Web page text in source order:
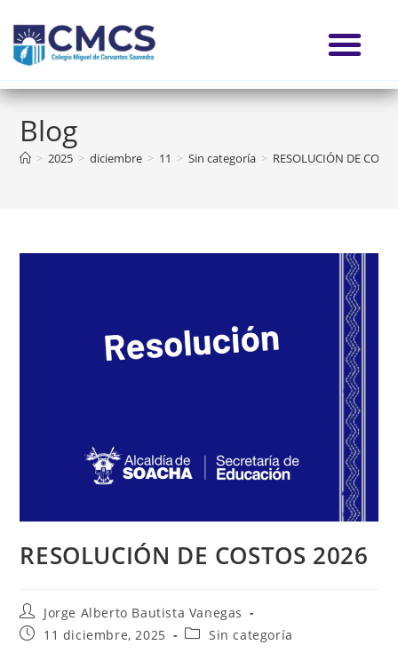
Blog
> 2025 > diciembre > 11 > Sin categoría > RESOLUCIÓN DE
RESOLUCIÓN DE COSTOS 2026
Jorge Alberto Bautista Vanegas
11 diciembre, 2025
Sin categoría